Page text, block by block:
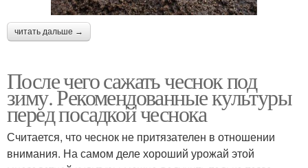
читать дальше →
После чего сажать чеснок под
зиму. Рекомендованные культуры
перед посадкой чеснока
Считается, что чеснок не притязателен в отношении
внимания. На самом деле хороший урожай этой